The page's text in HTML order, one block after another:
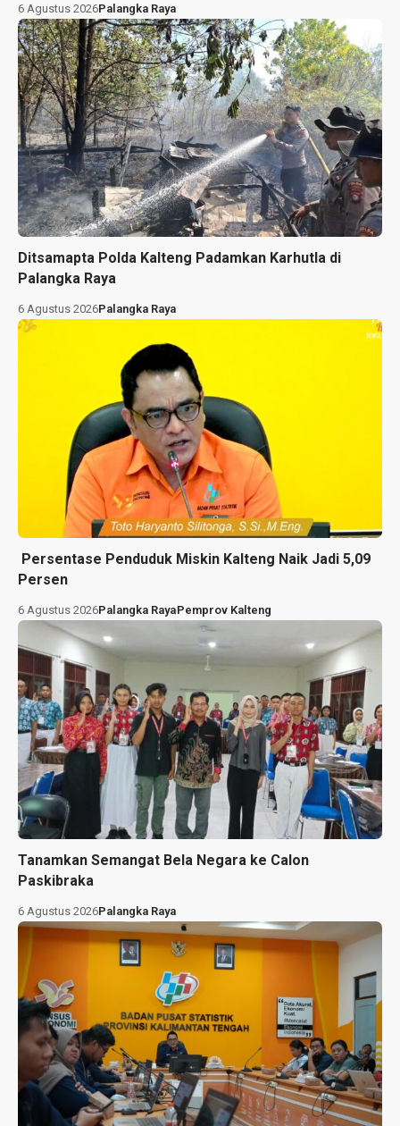
6 Agustus 2026Palangka Raya
Ditsamapta Polda Kalteng Padamkan Karhutla di
Palangka Raya
6 Agustus 2026Palangka Raya
Persentase Penduduk Miskin Kalteng Naik Jadi 5,09
Persen
6 Agustus 2026Palangka RayaPemprov Kalteng
Tanamkan Semangat Bela Negara ke Calon
Paskibraka
6 Agustus 2026Palangka Raya